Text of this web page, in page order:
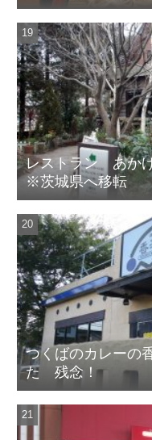
レストラン あ
※茨城県へ移転
つくばのカレーの
た 残念！